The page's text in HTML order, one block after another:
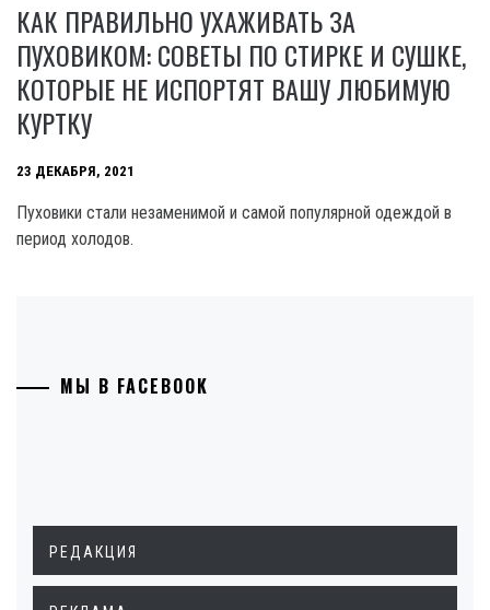
КАК ПРАВИЛЬНО УХАЖИВАТЬ ЗА
ПУХОВИКОМ: СОВЕТЫ ПО СТИРКЕ И СУШКЕ,
КОТОРЫЕ НЕ ИСПОРТЯТ ВАШУ ЛЮБИМУЮ
КУРТКУ
23 ДЕКАБРЯ, 2021
Пуховики стали незаменимой и самой популярной одеждой в
период холодов.
МЫ В FACEBOOK
РЕДАКЦИЯ